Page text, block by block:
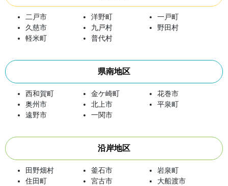
二戸市 洋野町
一戸町
久慈市
九戸村
野田村
軽米町
普代村
県南地区
西和賀町 金ケ崎町
花巻市
奥州市
北上市
平泉町
遠野市
一関市
沿岸地区
田野畑村 釜石市
岩泉町
住田町
宮古市
大船渡市